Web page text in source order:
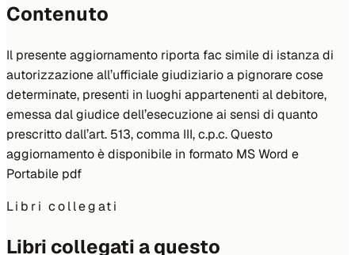
Contenuto
Il presente aggiornamento riporta fac simile di istanza di
autorizzazione all’ufficiale giudiziario a pignorare cose
determinate, presenti in luoghi appartenenti al debitore,
emessa dal giudice dell’esecuzione ai sensi di quanto
prescritto dall’art. 513, comma III, c.p.c. Questo
aggiornamento è disponibile in formato MS Word e
Portabile pdf
Libri collegati
Libri collegati a questo